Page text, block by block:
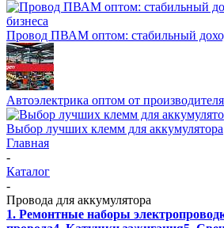
Провод ПВАМ оптом: стабильный
Автоэлектрика оптом от
Выбор лучших клемм для аккумулятора
Главная
-
Каталог
-
Провода для аккумулятора
1. Ремонтные наборы